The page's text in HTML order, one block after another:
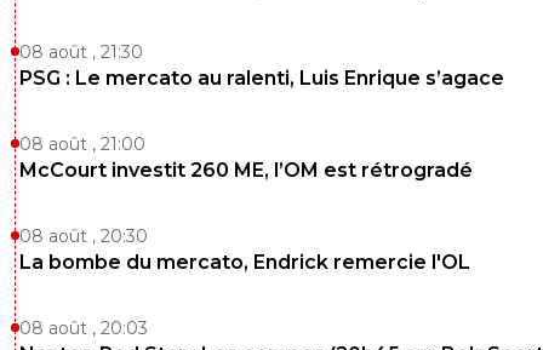
08 août , 21:30
PSG : Le mercato au ralenti, Luis Enrique s’agace
08 août , 21:00
McCourt investit 260 ME, l’OM est rétrogradé
08 août , 20:30
La bombe du mercato, Endrick remercie l'OL
08 août , 20:03